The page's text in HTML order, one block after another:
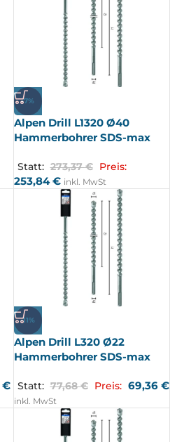
-7%
Alpen Drill L1320 Ø40
Hammerbohrer SDS-max
Statt: 273,37€ Preis:
253,84€ inkl. MwSt
€
-11%
Alpen Drill L320 Ø22
Hammerbohrer SDS-max
Statt: 77,68€ Preis: 69,36 €
inkl. MwSt